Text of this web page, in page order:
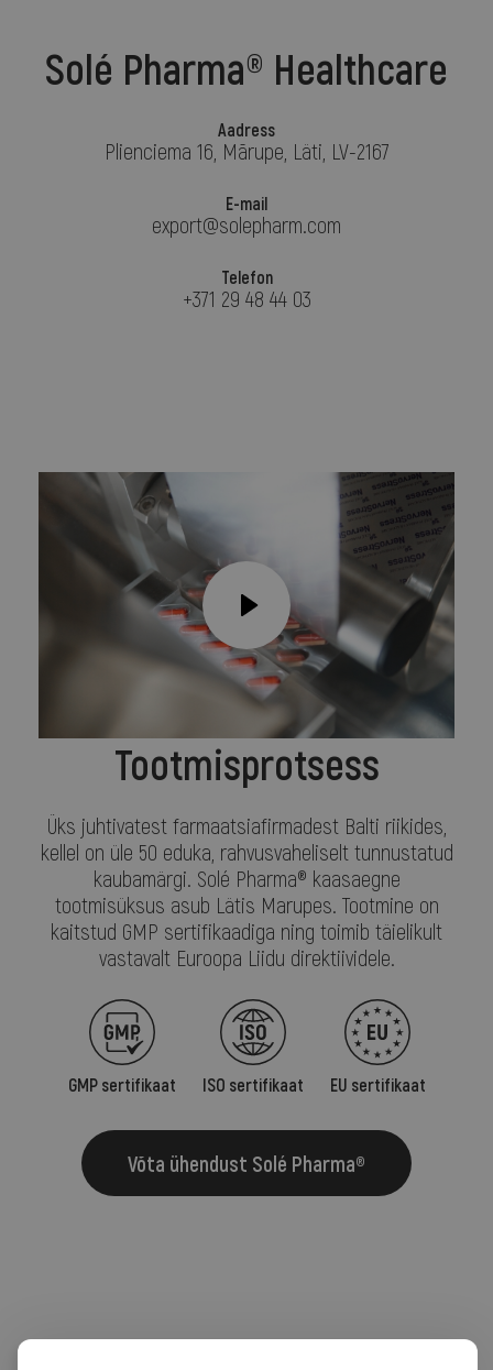
Solé Pharma® Healthcare
Aadress
Plienciema 16, Mārupe, Läti, LV-2167
E-mail
export@solepharm.com
Telefon
+371 29 48 44 03
Tootmisprotsess
Üks juhtivatest farmaatsiafirmadest Balti riikides,
kellel on üle 50 eduka, rahvusvaheliselt tunnustatud
kaubamärgi. Solé Pharma® kaasaegne
tootmisüksus asub Lätis Marupes. Tootmine on
kaitstud GMP sertifikaadiga ning toimib täielikult
vastavalt Euroopa Liidu direktiividele.
GMP sertifikaat ISO sertifikaat EU sertifikaat
Võta ühendust Solé Pharma®